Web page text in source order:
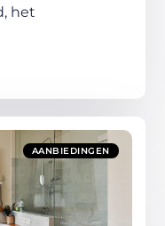
het
AANBIEDINGEN